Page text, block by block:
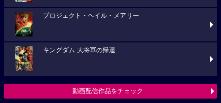
プロジェクト・ヘイル・メアリー
キングダム 大将軍の帰還
動画配信作品をチェック